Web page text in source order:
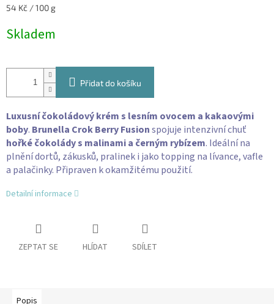
Měrná
54 Kč / 100 g
Skladem
Přidat do košíku
Luxusní čokoládový krém s lesním ovocem a kakaovými
boby. Brunella Crok Berry Fusionspojuje intenzivní chuť
hořké čokolády s malinami a černým rybízem. Ideální na
plnění dortů, zákusků, pralinek i jako topping na lívance, vafle
a palačinky. Připraven k okamžitému použití.
Detailní informace
ZEPTAT SE HLÍDAT SDÍLET
Popis